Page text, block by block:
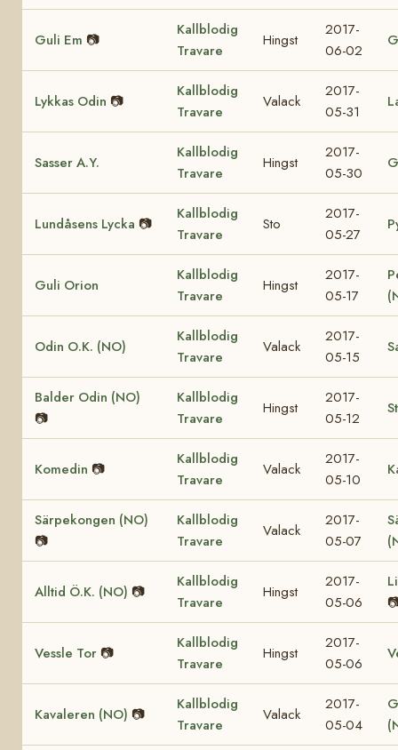
Guli Em 📷
Kallblodig
Travare
Hingst
2017-
06-02
Lykkas Odin 📷
Kallblodig
Travare
Valack
2017-
05-31
Sasser A.Y.
Kallblodig
Travare
Hingst
2017-
05-30
Lundåsens Lycka 📷
Kallblodig
Travare
Sto
2017-
05-27
Guli Orion
Kallblodig
Travare
Hingst
2017-
05-17
Odin O.K. (NO)
Kallblodig
Travare
Valack
2017-
05-15
Balder Odin (NO)
📷
Kallblodig
Travare
Hingst
2017-
05-12
Komedin 📷
Kallblodig
Travare
Valack
2017-
05-10
Särpekongen (NO)
📷
Kallblodig
Travare
Valack
2017-
05-07
Alltid Ö.K. (NO) 📷
Kallblodig
Travare
Hingst
2017-
05-06
Vessle Tor 📷
Kallblodig
Travare
Hingst
2017-
05-06
Kavaleren (NO) 📷
Kallblodig
Travare
Valack
2017-
05-04